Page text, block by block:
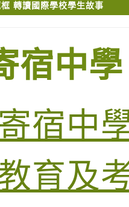
轉讀國際學校學生故事
宿中學
宿中
育及